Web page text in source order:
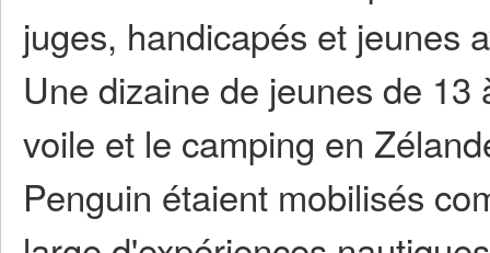
juges, handicapés et jeunes
Une dizaine de jeunes de
voile et le camping en
Penguin étaient mobilisés